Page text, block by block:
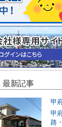
最新記事
甲
路